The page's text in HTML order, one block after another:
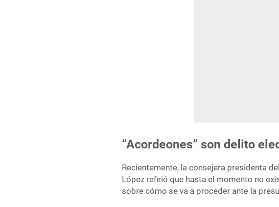
“Acordeones” son delito
Recientemente, la consejera presidenta
López refirió que hasta el momento no
sobre cómo se va a proceder ante la